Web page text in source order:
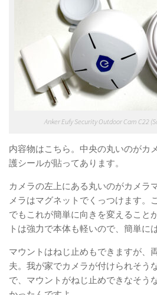
Anker Eufy Security Outdoor Cam C22
内容物はこちら。中央の丸いのがカ
護シールが貼ってあります。
カメラの左上にある丸いのがカメラ
メラはマグネットでくっつけます。
でもこれが簡単に向きを変えること
トは強力で本体も軽いので、簡単に
マウントはねじ止めもできますが、
夫。我が家でカメラが付けられそう
で、マウントがねじ止めできなそう